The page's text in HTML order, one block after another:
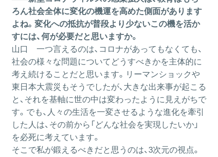
ろん社会全体に変化の機運を高めた側面があります
よね。変化への抵抗が普段より少ないこの機を活か
すには、何が必要だと思いますか。
山口 一つ言えるのは、コロナがあってもなくても、
社会の様々な問題についてどうすべきかを主体的に
考え続けることだと思います。リーマンショックや
東日本大震災もそうでしたが、大きな出来事が起こる
と、それを基軸に世の中は変わったように見えがちで
す。でも、人々の生活を一変させるような進化を牽引
した人は、その前から「どんな社会を実現したいか」
を必死に考えています。
そこで私が鍛えるべきだと思うのは、3次元の視点。